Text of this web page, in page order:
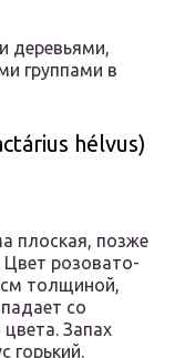
деревьями,
группами в
hélvus)
плоская, позже
Цвет розовато-
толщиной,
со
Запах
горький.